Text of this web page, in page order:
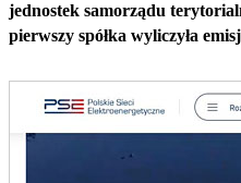
jednostek samorządu
pierwszy spółka wyliczyła